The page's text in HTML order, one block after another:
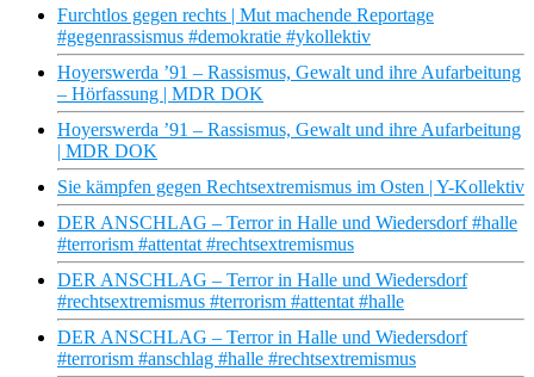
Furchtlos gegen rechts | Mut machende Reportage
#gegenrassismus #demokratie #ykollektiv
Hoyerswerda ’91 – Rassismus, Gewalt und ihre Aufarbeitung
– Hörfassung | MDR DOK
Hoyerswerda ’91 – Rassismus, Gewalt und ihre Aufarbeitung
| MDR DOK
Sie kämpfen gegen Rechtsextremismus im Osten | Y-Kollektiv
DER ANSCHLAG – Terror in Halle und Wiedersdorf #halle
#terrorism #attentat #rechtsextremismus
DER ANSCHLAG – Terror in Halle und Wiedersdorf
#rechtsextremismus #terrorism #attentat #halle
DER ANSCHLAG – Terror in Halle und Wiedersdorf
#terrorism #anschlag #halle #rechtsextremismus